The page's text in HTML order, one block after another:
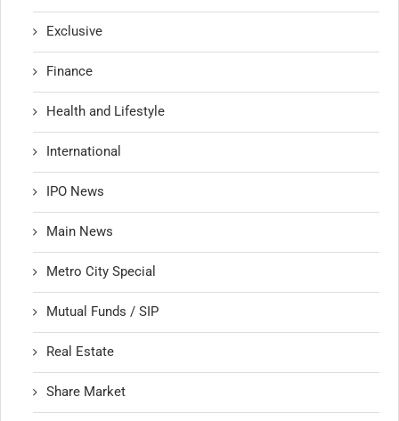
Exclusive
Finance
Health and Lifestyle
International
IPO News
Main News
Metro City Special
Mutual Funds / SIP
Real Estate
Share Market